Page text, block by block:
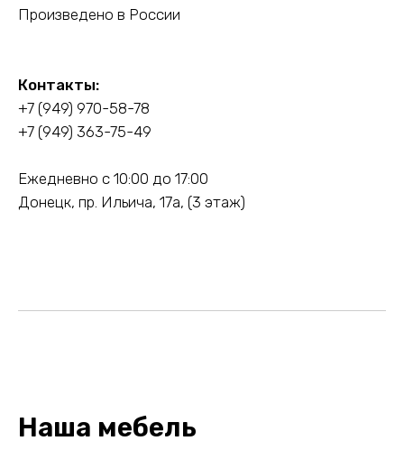
Произведено в России
Контакты:
+7 (949) 970-58-78
+7 (949) 363-75-49
Ежедневно с 10:00 до 17:00
Донецк, пр. Ильича, 17а, (3 этаж)
Наша мебель